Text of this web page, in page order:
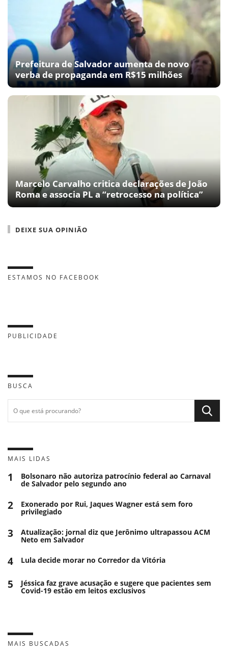
Prefeitura de Salvador aumenta de novo
verba de propaganda em R$15 milhões
Marcelo Carvalho critica declarações de João
Roma e associa PL a “retrocesso na política”
DEIXE SUA OPINIÃO
ESTAMOS NO FACEBOOK
PUBLICIDADE
BUSCA
MAIS LIDAS
1 Bolsonaro não autoriza patrocínio federal ao Carnaval
de Salvador pelo segundo ano
2 Exonerado por Rui, Jaques Wagner está sem foro
privilegiado
3 Atualização: jornal diz que Jerônimo ultrapassou ACM
Neto em Salvador
4 Lula decide morar no Corredor da Vitória
5 Jéssica faz grave acusação e sugere que pacientes sem
Covid-19 estão em leitos exclusivos
MAIS BUSCADAS